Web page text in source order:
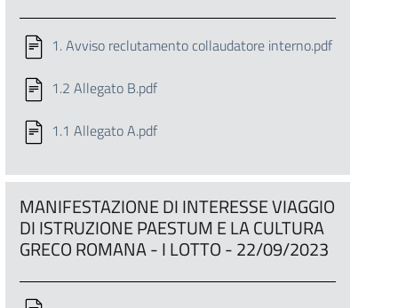
1. Avviso reclutamento collaudatore interno.pdf
1.2 Allegato B.pdf
1.1 Allegato A.pdf
MANIFESTAZIONE DI INTERESSE VIAGGIO
DI ISTRUZIONE PAESTUM E LA CULTURA
GRECO ROMANA - I LOTTO - 22/09/2023